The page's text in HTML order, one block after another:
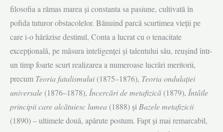
filosofia a rămas marea și constanta sa pasiune, cultivată în
pofida tuturor obstacolelor. Bănuind parcă scurtimea vieții pe
care i-o hărăzise destinul, Conta a lucrat cu o tenacitate
excepțională, pe măsura inteligenței și talentului său, reușind într-
un timp foarte scurt realizarea a numeroase lucrări meritorii,
precum Teoria fatalismului(1875–1876), Teoria ondulației
universale (1876–1878), Încercări de metafizică (1879), Întâile
principii care alcătuiesc lumea (1888) și Bazele metafizicii
(1890) – ultimele două, apărute postum. Fapt și mai remarcabil,